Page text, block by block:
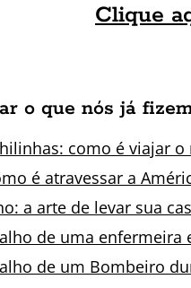
Clique
o que nós já
como é viajar
é atravessar a
a arte de levar sua
de uma
de um Bombeiro